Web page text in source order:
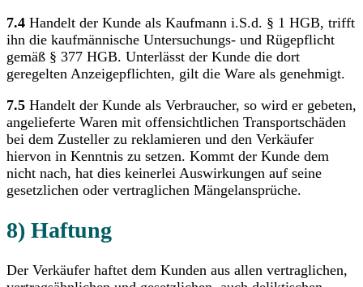
7.4 Handelt der Kunde als Kaufmann i.S.d. § 1 HGB, trifft
ihn die kaufmännische Untersuchungs- und Rügepflicht
gemäß § 377 HGB. Unterlässt der Kunde die dort
geregelten Anzeigepflichten, gilt die Ware als genehmigt.
7.5 Handelt der Kunde als Verbraucher, so wird er gebeten,
angelieferte Waren mit offensichtlichen Transportschäden
bei dem Zusteller zu reklamieren und den Verkäufer
hiervon in Kenntnis zu setzen. Kommt der Kunde dem
nicht nach, hat dies keinerlei Auswirkungen auf seine
gesetzlichen oder vertraglichen Mängelansprüche.
8) Haftung
Der Verkäufer haftet dem Kunden aus allen vertraglichen,